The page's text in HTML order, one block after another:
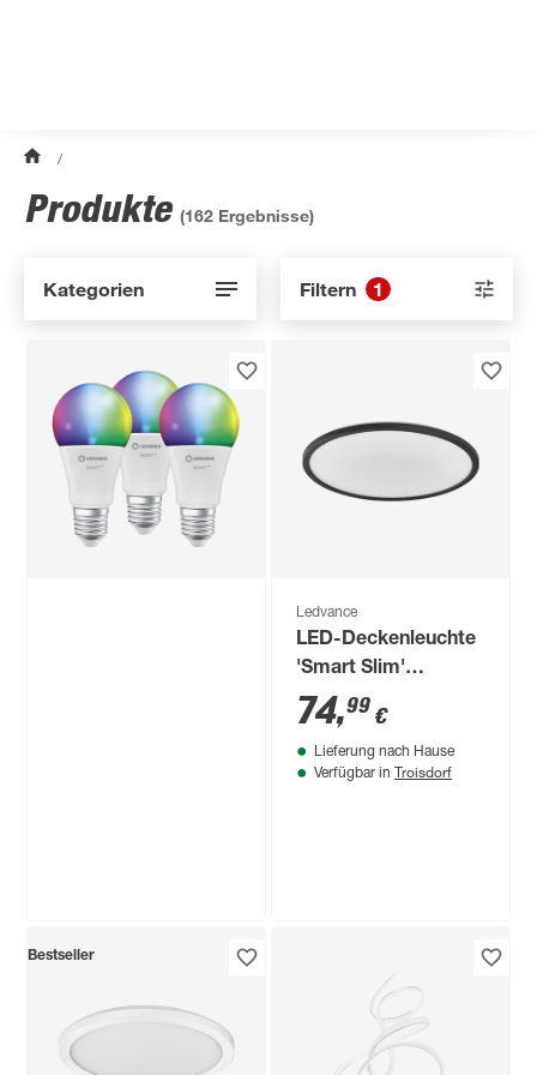
/
Produkte (162 Ergebnisse)
Kategorien Filtern 1
Ledvance
'SMART Wifi CLA'
dimmbar
Standardform matt
39
Ledvance
LED-Deckenleuchte
'Smart Slim'
dimmbar 25 W 1870
lm RGB - tunable
white Ø 40 x 2,7 cm
74,99 €
Lieferung nach Hause
Verfügbar in Troisdorf
Bestseller